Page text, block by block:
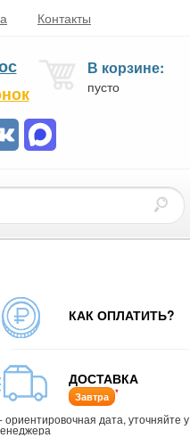
Контакты
В корзине:
пусто
КАК ОПЛАТИТЬ?
ДОСТАВКА
Завтра *
- ориентировочная дата, уточняйте у